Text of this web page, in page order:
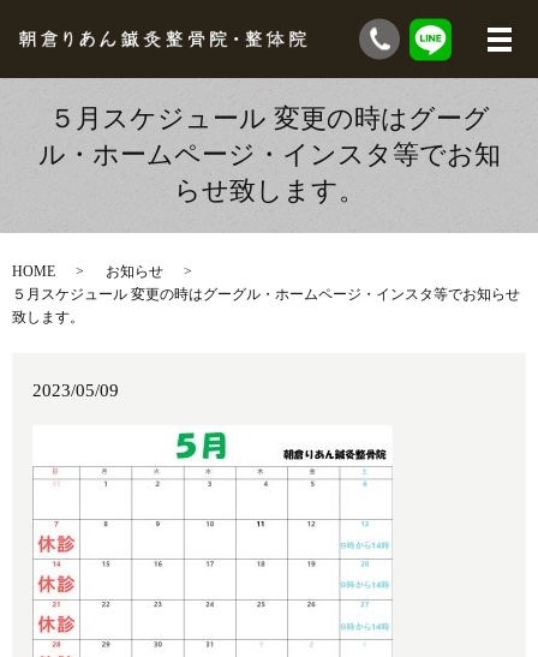
５月スケジュール 変更の時はグーグ
ル・ホームページ・インスタ等でお知
らせ致します。
HOME
お知らせ
５月スケジュール 変更の時はグーグル・ホームページ・インスタ等でお知らせ
致します。
2023/05/09